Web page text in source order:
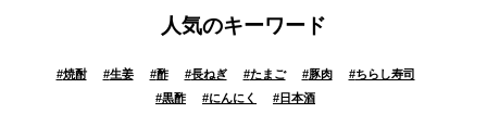
人気のキーワード
#焼酎 #生姜 #酢 #長ねぎ #たまご #豚肉 #ちらし寿司
#黒酢 #にんにく # 日本酒